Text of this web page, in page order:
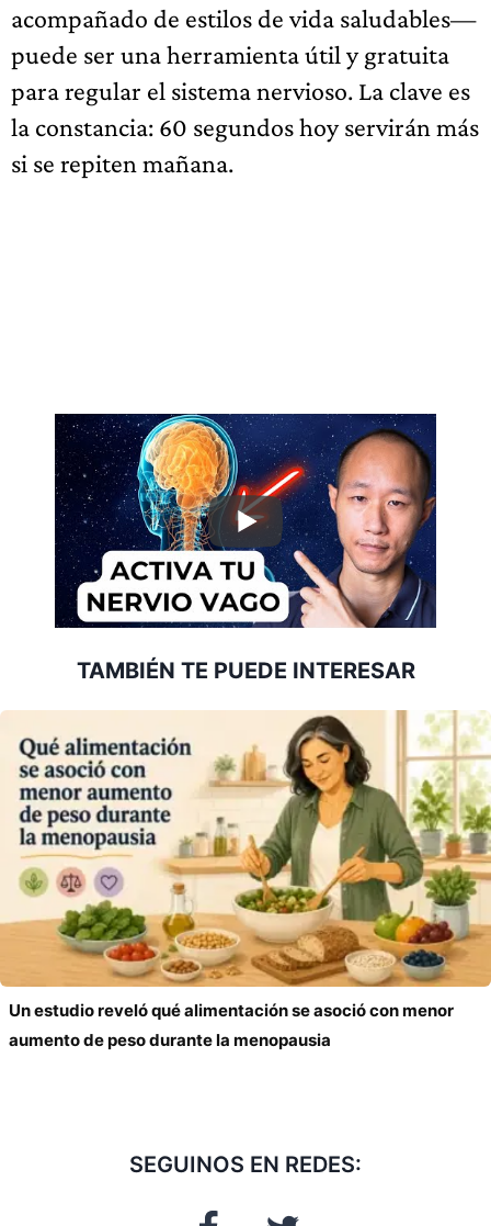
acompañado de estilos de vida saludables—
puede ser una herramienta útil y gratuita
para regular el sistema nervioso. La clave es
la constancia: 60 segundos hoy servirán más
si se repiten mañana.
TAMBIÉN TE PUEDE INTERESAR
Un estudio reveló qué alimentación se asoció con menor
aumento de peso durante la menopausia
SEGUINOS EN REDES: